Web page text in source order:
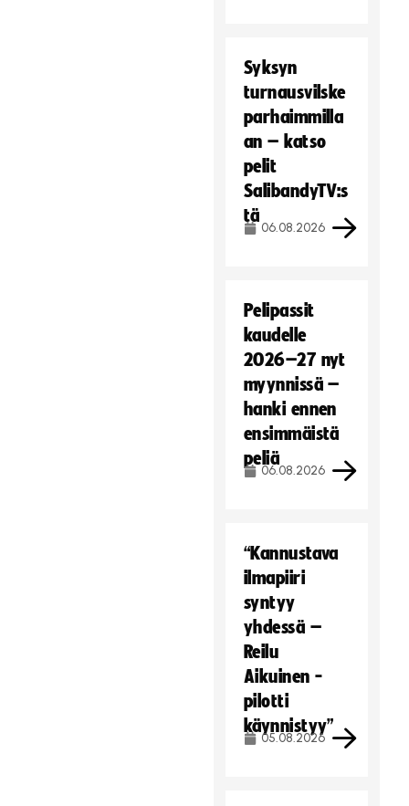
Syksyn
turnausvilske
parhaimmilla
an – katso
pelit
SalibandyTV:s
tä
06.08.2026
Pelipassit
kaudelle
2026–27 nyt
myynnissä –
hanki ennen
ensimmäistä
peliä
06.08.2026
“Kannustava
ilmapiiri
syntyy
yhdessä –
Reilu
Aikuinen -
pilotti
käynnistyy”
05.08.2026